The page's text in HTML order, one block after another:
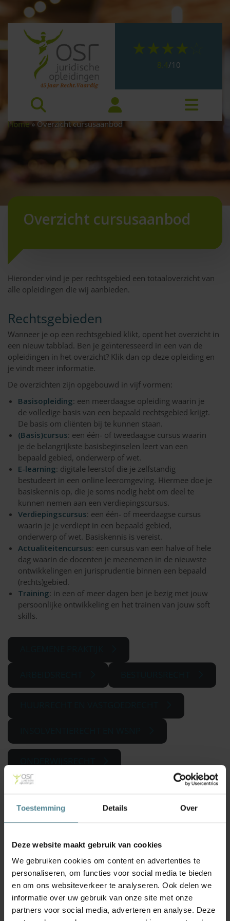
Toestemming Details Over
Deze website maakt gebruik van cookies
We gebruiken cookies om content en advertenties te
personaliseren, om functies voor social media te bieden
en om ons websiteverkeer te analyseren. Ook delen we
informatie over uw gebruik van onze site met onze
partners voor social media, adverteren en analyse. Deze
8.4/10
Home»Overzicht cursusaanbod
Overzicht cursusaanbod
Hieronder vind je per rechtsgebied een totaaloverzicht van
alle opleidingen die wij aanbieden.
Rechtsgebieden
Wanneer je op een rechtsgebied klikt, opent het overzicht in
een nieuw tabblad. Ben je geïnteresseerd in een van de
opleidingen in het overzicht? Klik dan op deze opleiding en
je vindt meer informatie.
De overzichten zijn opgebouwd in vijf vormen:
Basisopleiding: een meerdaagse opleiding waarin je
de volledige basis van een bepaald rechtsgebied krijgt.
De basis om cliënten bij te kunnen staan.
(Basis)cursus: een één- of tweedaagse cursus waarin
je de belangrijkste basisbeginselen leert van een
bepaald gebied, onderwerp of wet.
E-learning: digitale leerstof die je zelfstandig
bestudeert in een online leeromgeving. Hiermee doe je
basiskennis op, die je soms nodig hebt om deel te
kunnen nemen aan een verdiepingscursus.
Verdiepingscursus: een één- of meerdaagse cursus
waarin je je verdiept in een bepaald gebied,
onderwerp of wet. Basiskennis is vereist.
Actualiteitencursus: een cursus van een halve of hele
dag waarin de docenten je meenemen in de nieuwste
ontwikkelingen en jurisprudentie binnen een bepaald
(rechts)gebied.
Training: in een of meer dagen ben je bezig met jouw
persoonlijke ontwikkeling en het trainen van jouw soft
skills.
PERSONEN- EN FAMILIERECHT
SOCIAAL ZEKERHEIDSRECHT
VREEMDELINGENRECHT